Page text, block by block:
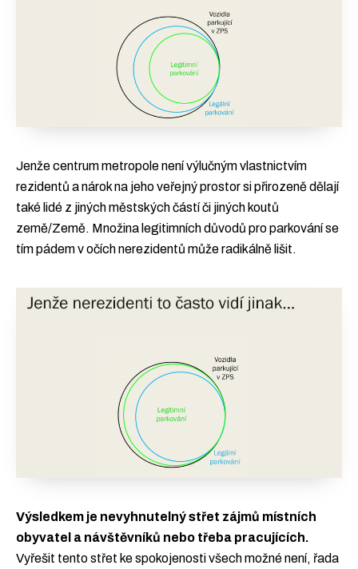
Jenže centrum metropole není výlučným vlastnictvím
rezidentů a nárok na jeho veřejný prostor si přirozeně dělají
také lidé z jiných městských částí či jiných koutů
země/Země. Množina legitimních důvodů pro parkování se
tím pádem v očích nerezidentů může radikálně lišit.
Výsledkem je nevyhnutelný střet zájmů místních
obyvatel a návštěvníků nebo třeba pracujících.
Vyřešit tento střet ke spokojenosti všech možné není, řada